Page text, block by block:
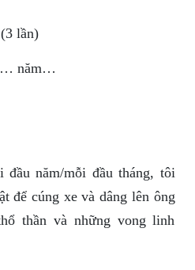
lần)
năm…
đầu năm/mỗi đầu tháng, tôi
để cúng xe và dâng lên ông
thần và những vong linh